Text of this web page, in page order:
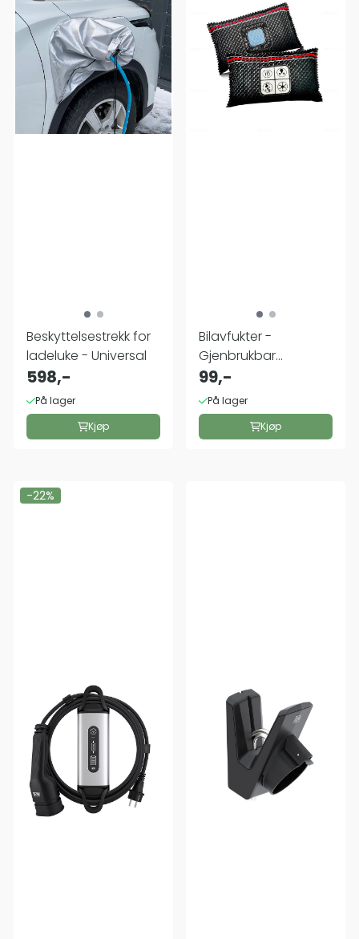
Beskyttelsestrekk for
ladeluke - Universal
598,-
På lager
Kjøp
Bilavfukter -
Gjenbrukbar
fuktfjerner
99,-
På lager
Kjøp
-22%